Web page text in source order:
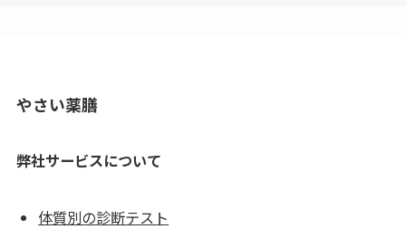
やさい薬膳
弊社サービスについて
体質別の診断テスト